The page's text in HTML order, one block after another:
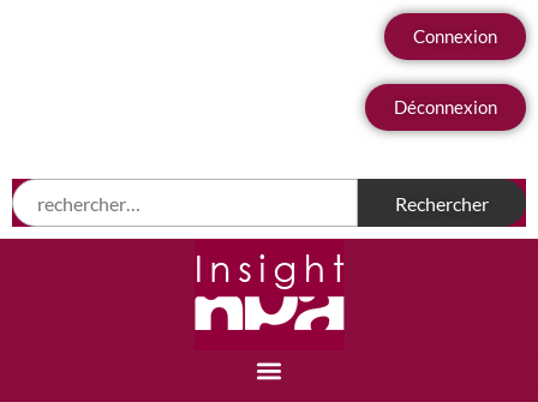
Connexion
Déconnexion